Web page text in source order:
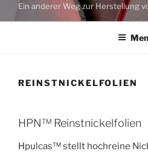
Ein anderer Weg zur Herstellung
REINSTNICKELFOLIEN
HPN™ Reinstnickelfolien
Hpulcas™ stellt hochreine